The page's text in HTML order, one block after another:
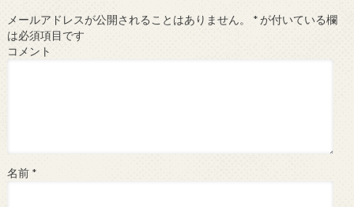
メールアドレスが公開されることはありません。 *が付いている欄
は必須項目です
コメント
名前 *